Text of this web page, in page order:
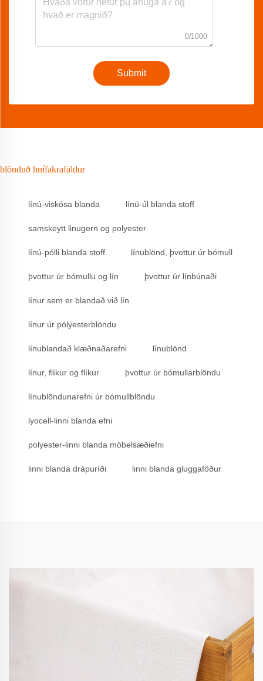
0/1000
Submit
blönduð hnífakrafaldur
línú-viskósa blanda línú-úl blanda stoff
samskeytt linugern og polyester
línú-pólli blanda stoff línublönd, þvottur úr bómull
þvottur úr bómullu og lín þvottur úr línbúnaði
línur sem er blandað við lín
línur úr pólýesterblöndu
línublandað klæðnaðarefni línublönd
línur, flíkur og flíkur þvottur úr bómullarblöndu
línublöndunarefni úr bómullblöndu
lyocell-linni blanda efni
polyester-linni blanda möbelsæðiefni
linni blanda drápuríði linni blanda gluggaföður